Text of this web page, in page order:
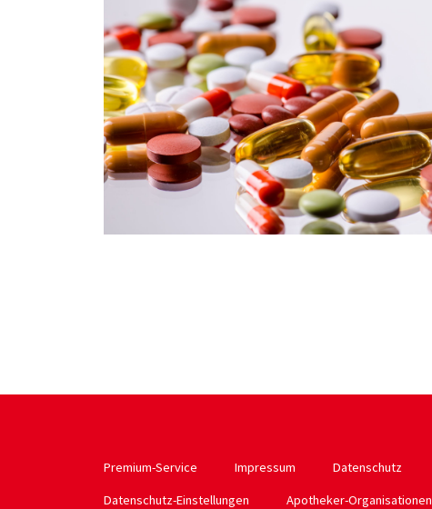
Premium-Service Impressum Datenschutz
Datenschutz-Einstellungen
Apotheker-Organisationen